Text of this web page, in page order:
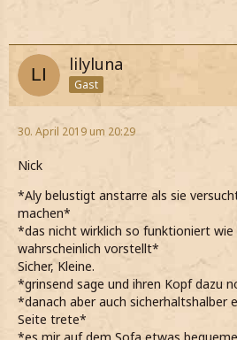
lilyluna
Gast
30. April 2019 um 20:29
Nick
*Aly belustigt anstarre als sie
machen*
*das nicht wirklich so funktioniert wie
wahrscheinlich vorstellt*
Sicher, Kleine.
*grinsend sage und ihren Kopf dazu
*danach aber auch sicherhaltshalber
Seite trete*